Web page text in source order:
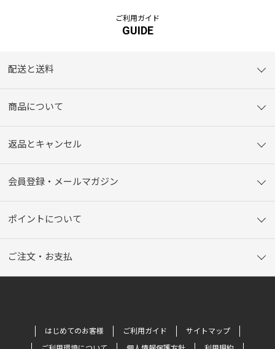
ご利用ガイド
GUIDE
配送と送料
商品について
返品とキャンセル
会員登録・メールマガジン
ポイントについて
ご注文・お支払
はじめてのお客様 ご利用ガイド
サイトマップ